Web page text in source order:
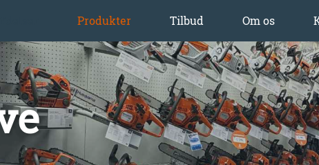
Produkter Tilbud Om os